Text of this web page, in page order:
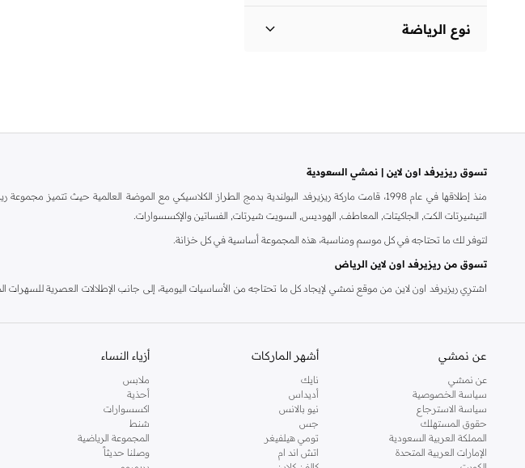
نوع الرياضة
تسوق ريزيرفد اون لاين | نمشي السعودية
منذ إطلاقها في عام 1998، قامت ماركة ريزيرفد البولندية بدمج الطراز الكلاسيكي مع الموضة العالمية
التيشيرتات الكت, الجاكيتات, المعاطف, الهوديس, السويت شيرتات, الفساتين والإكسسوارات.
لتوفر لك ما تحتاجه في كل موسم ومناسبة، هذه المجموعة أساسية في كل خزانة.
تسوق من ريزيرفد اون لاين الرياض
اشترِي ريزيرفد اون لاين من موقع نمشي لإيجاد كل ما تحتاجه من الأساسيات اليومية، إلى جانب الإطلالات العصرية للسهرات
نقداً عند التسليم و وخدمة الإرجاع خلال 14 يوم. لجعل التسوق من ريزيرفد اون لاين أكثر سهولة.
عن نمشي
عن نمشي
سياسة الخصوصية
سياسة الاسترجاع
حقوق المستهلك
المملكة العربية السعودية
الإمارات العربية المتحدة
أشهر الماركات
نايك
أديداس
نيو بالانس
جس
تومي هيلفيغر
اتش اند ام
أزياء النساء
ملابس
أحذية
اكسسوارات
شنط
المجموعة الرياضية
وصلنا حديثاً